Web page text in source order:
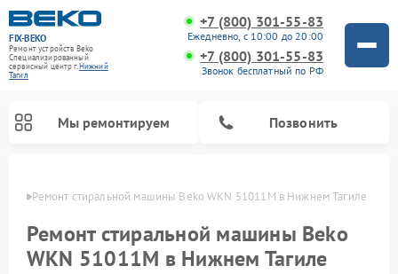
FIX-BEKO
Ремонт устройств Beko
Специализированный
cервисный центр г.Нижний
Тагил
+7 (800) 301-55-83
Ежедневно, с 10:00 до 20:00
+7 (800) 301-55-83
Звонок бесплатный по РФ
Мы ремонтируем Позвонить
Ремонт стиральной машины Beko WKN 51011M в Нижнем Тагиле
Ремонт стиральной машины Beko
WKN 51011M в Нижнем Тагиле